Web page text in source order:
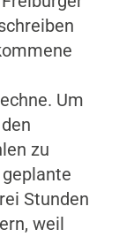
Um
zu
Stunden
weil